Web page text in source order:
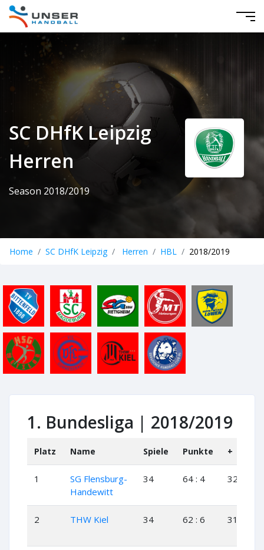
SC DHfK Leipzig
Herren
Season 2018/2019
Home SC DHfK Leipzig Herren HBL 2018/2019
1. Bundesliga | 2018/2019
Platz Name Spiele Punkte +
1
SG Flensburg-
Handewitt
34 64 : 4 32
2 THW Kiel 34 62 : 6 31